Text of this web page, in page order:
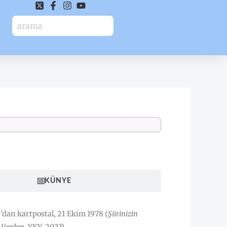
KÜNYE
kartpostal, 21 Ekim 1978 (Şiirinizin